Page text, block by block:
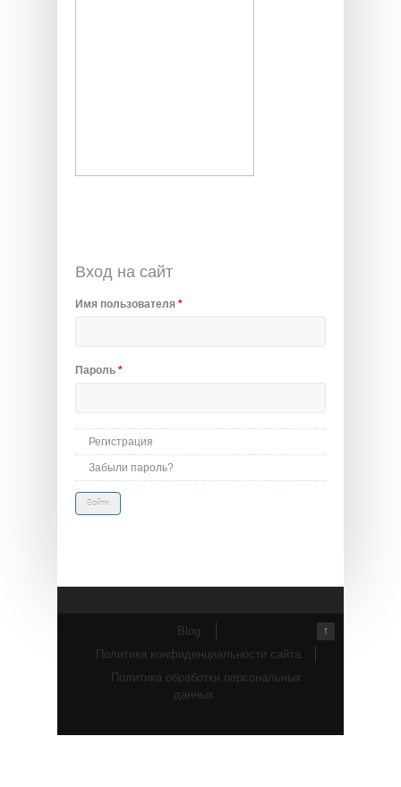
Вход на сайт
Имя пользователя *
Пароль *
Регистрация
Забыли пароль?
↑
Blog
Политика конфиденциальности сайта
Политика обработки персональных
данных